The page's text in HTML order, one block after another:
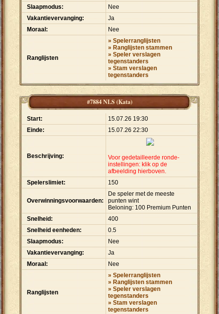
Slaapmodus:
Nee
Vakantievervanging:
Ja
Moraal:
Nee
Ranglijsten
» Spelerranglijsten
» Ranglijsten stammen
» Speler verslagen
tegenstanders
» Stam verslagen
tegenstanders
#7884 NLS (Kata)
Start:
15.07.26 19:30
Einde:
15.07.26 22:30
Beschrijving:
Voor gedetailleerde ronde-
instellingen: klik op de
afbeelding hierboven.
Spelerslimiet:
150
Overwinningsvoorwaarden:
De speler met de meeste
punten wint
Beloning: 100 Premium Punten
Snelheid:
400
Snelheid eenheden:
0.5
Slaapmodus:
Nee
Vakantievervanging:
Ja
Moraal:
Nee
Ranglijsten
» Spelerranglijsten
» Ranglijsten stammen
» Speler verslagen
tegenstanders
» Stam verslagen
tegenstanders